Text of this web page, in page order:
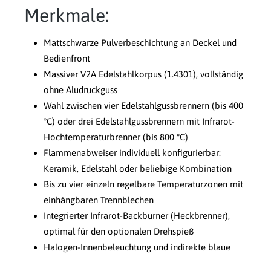
Merkmale:
Mattschwarze Pulverbeschichtung an Deckel und
Bedienfront
Massiver V2A Edelstahlkorpus (1.4301), vollständig
ohne Aludruckguss
Wahl zwischen vier Edelstahlgussbrennern (bis 400
°C) oder drei Edelstahlgussbrennern mit Infrarot-
Hochtemperaturbrenner (bis 800 °C)
Flammenabweiser individuell konfigurierbar:
Keramik, Edelstahl oder beliebige Kombination
Bis zu vier einzeln regelbare Temperaturzonen mit
einhängbaren Trennblechen
Integrierter Infrarot-Backburner (Heckbrenner),
optimal für den optionalen Drehspieß
Halogen-Innenbeleuchtung und indirekte blaue